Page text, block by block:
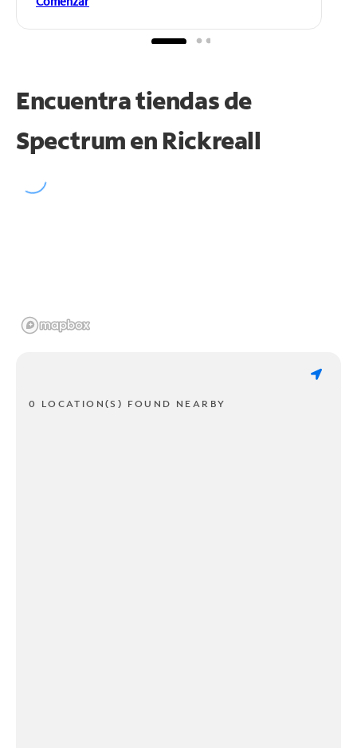
Encuentra tiendas de
Spectrum en Rickreall
0 LOCATION(S) FOUND NEARBY